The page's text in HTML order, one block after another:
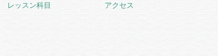
レッスン科目 アクセス